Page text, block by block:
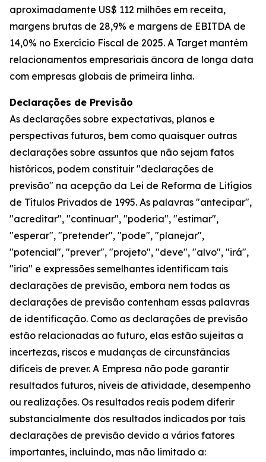
aproximadamente US$ 112 milhões em receita,
margens brutas de 28,9% e margens de EBITDA de
14,0% no Exercício Fiscal de 2025. A Target mantém
relacionamentos empresariais âncora de longa data
com empresas globais de primeira linha.
Declarações de Previsão
As declarações sobre expectativas, planos e
perspectivas futuros, bem como quaisquer outras
declarações sobre assuntos que não sejam fatos
históricos, podem constituir "declarações de
previsão" na acepção da Lei de Reforma de Litígios
de Títulos Privados de 1995. As palavras "antecipar",
"acreditar", "continuar", "poderia", "estimar",
"esperar", "pretender", "pode", "planejar",
"potencial", "prever", "projeto", "deve", "alvo", "irá",
"iria" e expressões semelhantes identificam tais
declarações de previsão, embora nem todas as
declarações de previsão contenham essas palavras
de identificação. Como as declarações de previsão
estão relacionadas ao futuro, elas estão sujeitas a
incertezas, riscos e mudanças de circunstâncias
difíceis de prever. A Empresa não pode garantir
resultados futuros, níveis de atividade, desempenho
ou realizações. Os resultados reais podem diferir
substancialmente dos resultados indicados por tais
declarações de previsão devido a vários fatores
importantes, incluindo, mas não limitado a: